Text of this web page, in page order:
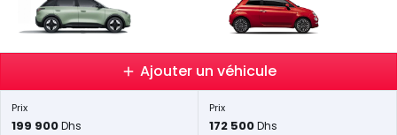
Ajouter un véhicule
Prix
199 900Dhs
Prix
172 500Dhs